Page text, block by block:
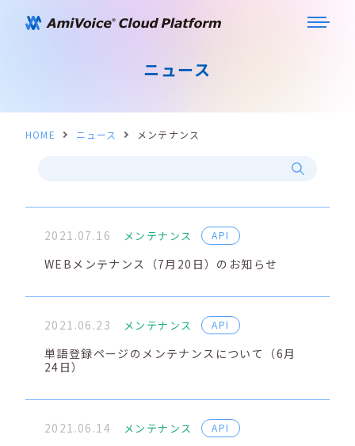
ニュース
HOME ニュース メンテナンス
2021.07.16 メンテナンス API
WEBメンテナンス（7月20日）のお知らせ
2021.06.23 メンテナンス API
単語登録ページのメンテナンスについて（6月
24日）
2021.06.14 メンテナンス API